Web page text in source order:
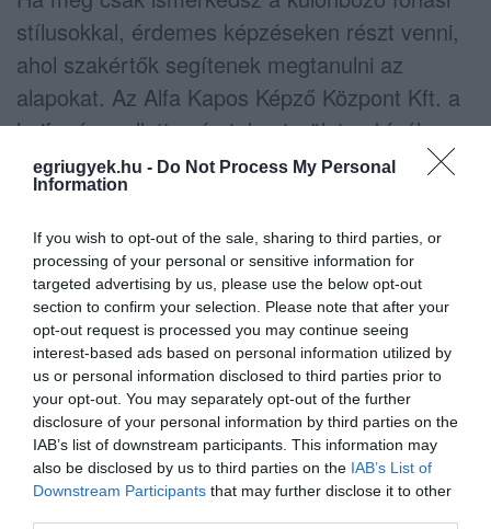
egriugyek.hu - Do Not Process My Personal
Information
If you wish to opt-out of the sale, sharing to third parties, or
processing of your personal or sensitive information for
targeted advertising by us, please use the below opt-out
section to confirm your selection. Please note that after your
opt-out request is processed you may continue seeing
interest-based ads based on personal information utilized by
us or personal information disclosed to third parties prior to
your opt-out. You may separately opt-out of the further
disclosure of your personal information by third parties on the
IAB’s list of downstream participants. This information may
also be disclosed by us to third parties on the IAB’s List of
Downstream Participants that may further disclose it to other
stílusokkal, érdemes képzéseken részt venni,
ahol szakértők segítenek megtanulni az
alapokat. Az Alfa Kapos Képző Központ Kft. a
hajfonás mellett számtalan területen kínál
képzéseket, változatos lehetőségeket nyújtva
az önkifejezés különféle formáira. A sárkány
fonás például egy rendkívül látványos és
összetett struktúra, ami a kreativitásod
maximális kihasználását igényli, és mindenkit
elbűvöl a megjelenésével.
Amikor fonott frizurát készítesz, érdemes
észben tartanod néhány alapvető tippet. Friss
hajmosás után érdemes várni egy-két napot,
mert így a haj jobban kezelhető lesz.